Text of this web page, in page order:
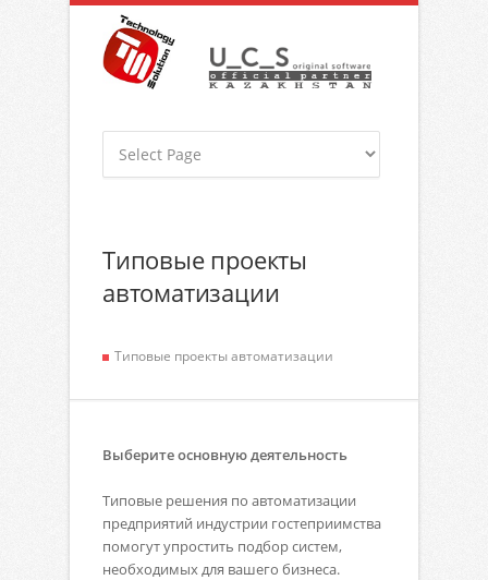
Типовые проекты
автоматизации
Типовые проекты автоматизации
Выберите основную деятельность
Типовые решения по автоматизации
предприятий индустрии гостеприимства
помогут упростить подбор систем,
необходимых для вашего бизнеса.